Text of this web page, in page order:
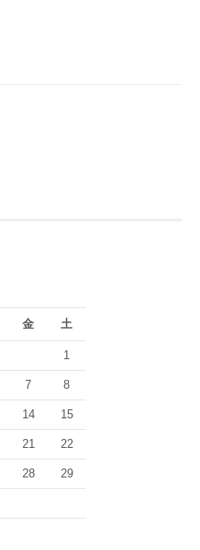
金 土
1
7 8
14 15
21 22
28 29